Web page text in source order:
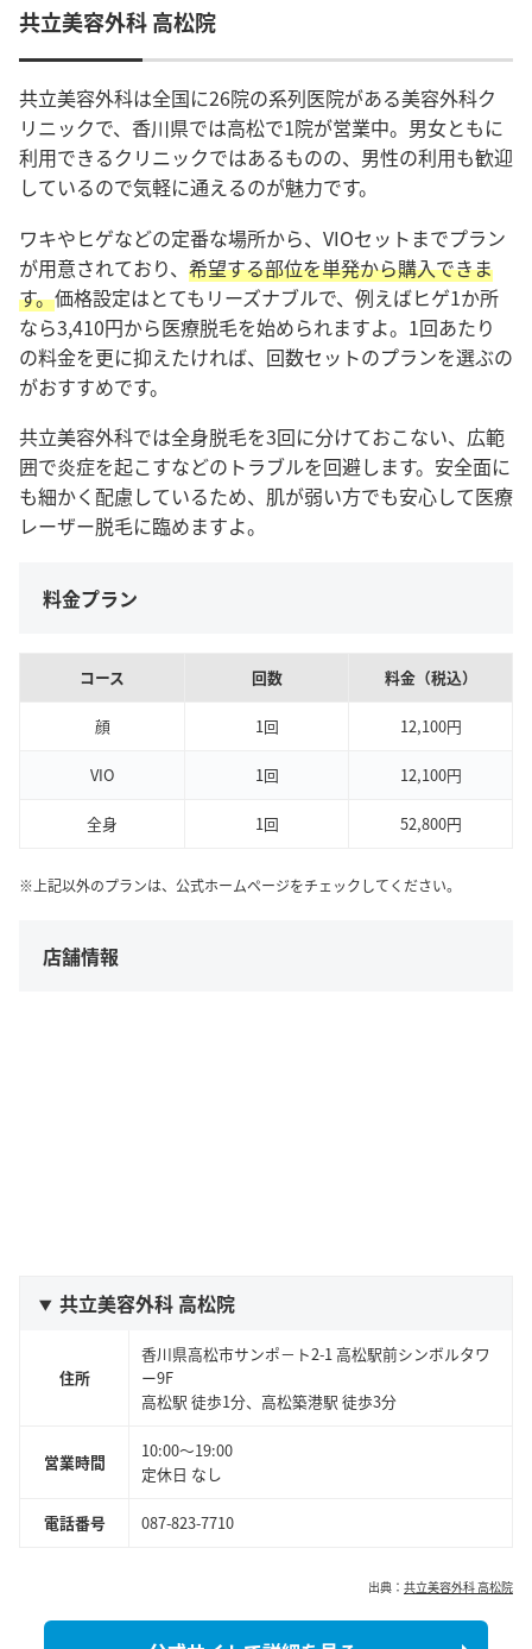
共立美容外科 高松院
共立美容外科は全国に26院の系列医院がある美容外科ク
リニックで、香川県では高松で1院が営業中。男女ともに
利用できるクリニックではあるものの、男性の利用も歓迎
しているので気軽に通えるのが魅力です。
ワキやヒゲなどの定番な場所から、VIOセットまでプラン
が用意されており、 希望する部位を単発から購入できま
す。価格設定はとてもリーズナブルで、例えばヒゲ1か所
なら3,410円から医療脱毛を始められますよ。1回あたり
の料金を更に抑えたければ、回数セットのプランを選ぶの
がおすすめです。
共立美容外科では全身脱毛を3回に分けておこない、広範
囲で炎症を起こすなどのトラブルを回避します。安全面に
も細かく配慮しているため、肌が弱い方でも安心して医療
レーザー脱毛に臨めますよ。
料金プラン
コース 回数 料金（税込）
顔 1回 12,100円
VIO 1回 12,100円
全身 1回 52,800円
※上記以外のプランは、公式ホームページをチェックしてください。
店舗情報
共立美容外科 高松院
住所
香川県高松市サンポ－ト2-1 高松駅前シンボルタワ
ー9F
高松駅 徒歩1分、高松築港駅 徒歩3分
営業時間
10:00～19:00
定休日 なし
電話番号 087-823-7710
出典： 共立美容外科 高松院